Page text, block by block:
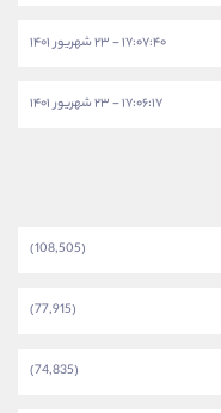
۱۷:۰۷:۴۰ - ۲۳ شهریور ۱۴۰۱
۱۷:۰۶:۱۷ - ۲۳ شهریور ۱۴۰۱
(108,505)
(77,915)
(74,835)